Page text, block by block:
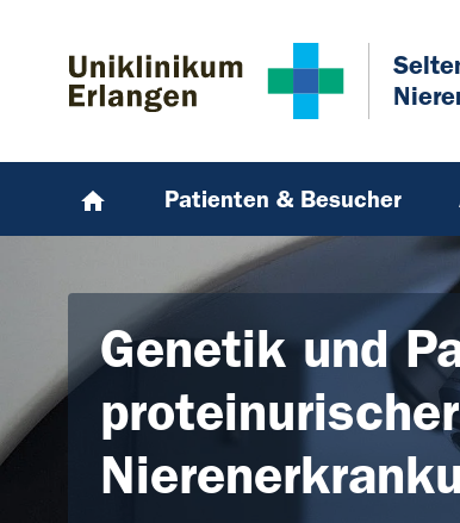
Patienten & Besucher
Genetik und
proteinurischer